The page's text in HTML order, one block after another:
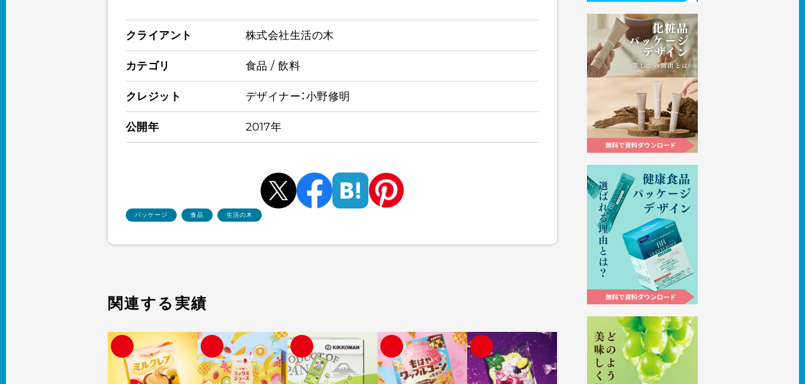
クライアント 株式会社生活の木
カテゴリ 食品 / 飲料
クレジット デザイナー：小野修明
公開年 2017年
パッケージ 食品 生活の木
関連する実績